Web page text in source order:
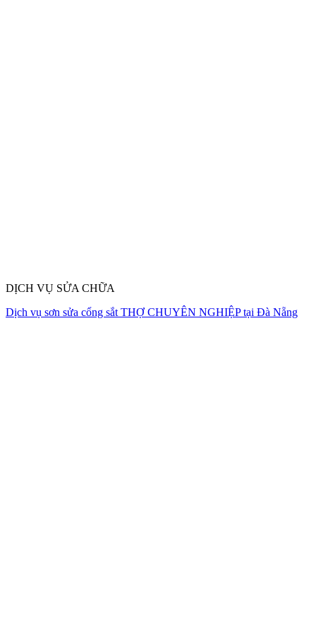
DỊCH VỤ SỬA CHỮA
Dịch vụ sơn sửa cổng sắt THỢ CHUYÊN NGHIỆP tại Đà Nẵng